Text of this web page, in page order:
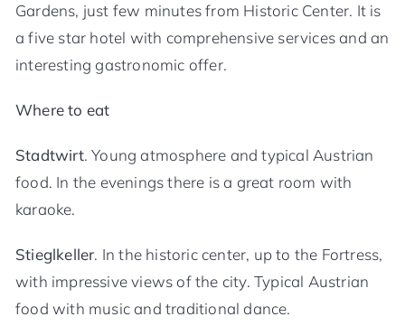
Gardens, just few minutes from Historic Center. It is
a five star hotel with comprehensive services and an
interesting gastronomic offer.
Where to eat
Stadtwirt. Young atmosphere and typical Austrian
food. In the evenings there is a great room with
karaoke.
Stieglkeller. In the historic center, up to the Fortress,
with impressive views of the city. Typical Austrian
food with music and traditional dance.